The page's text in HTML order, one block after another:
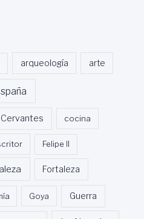
arqueología arte
Cervantes cocina
Felipe II
Fortaleza
Goya Guerra